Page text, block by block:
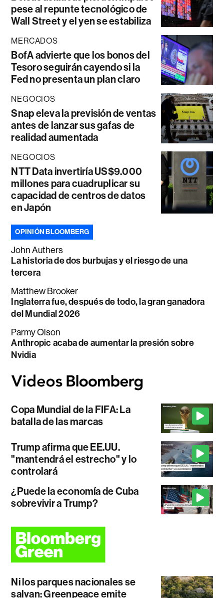
pese al repunte tecnológico de
Wall Street y el yen se estabiliza
MERCADOS
BofA advierte que los bonos del
Tesoro seguirán cayendo si la
Fed no presenta un plan claro
NEGOCIOS
Snap eleva la previsión de ventas
antes de lanzar sus gafas de
realidad aumentada
NEGOCIOS
NTT Data invertiría US$9.000
millones para cuadruplicar su
capacidad de centros de datos
en Japón
OPINIÓN BLOOMBERG
John Authers
La historia de dos burbujas y el riesgo de una
tercera
Matthew Brooker
Inglaterra fue, después de todo, la gran ganadora
del Mundial 2026
Parmy Olson
Anthropic acaba de aumentar la presión sobre
Nvidia
Copa Mundial de la FIFA: La
batalla de las marcas
Trump afirma que EE.UU.
"mantendrá el estrecho" y lo
controlará
¿Puede la economía de Cuba
sobrevivir a Trump?
Ni los parques nacionales se
salvan: Greenpeace emite